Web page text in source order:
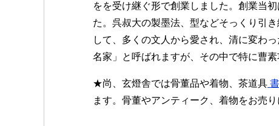
をを受け継ぐ形で創業しました。創業当
た。呉叔大の製墨法、型などそっくり引
して、多くの文人から愛され、清に変わ
名家」と呼ばれますが、その中で特に曹
★尚、玄燈舎では骨董品や着物、茶道具
ます。骨董やアンティーク、着物をお売